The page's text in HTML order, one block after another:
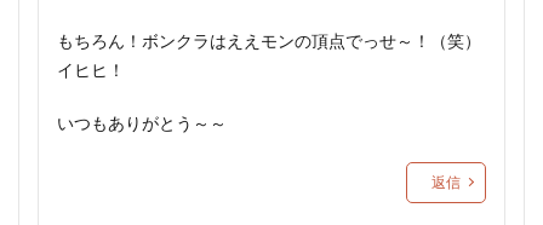
もちろん！ボンクラはええモンの頂点でっせ～！（笑）
イヒヒ！
いつもありがとう～～
返信